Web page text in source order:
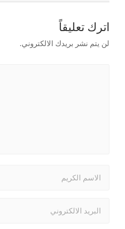
اترك تعليقاً
لن يتم نشر بريدك الالكتروني.